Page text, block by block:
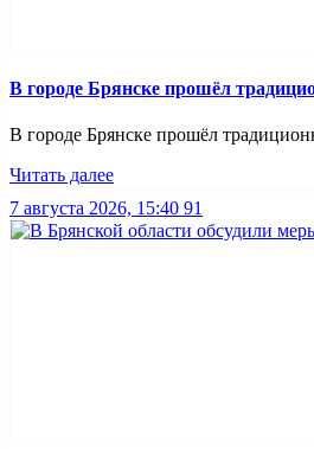
В городе Брянске прошёл
В городе Брянске прошёл
Читать далее
7 августа 2026, 15:40 91